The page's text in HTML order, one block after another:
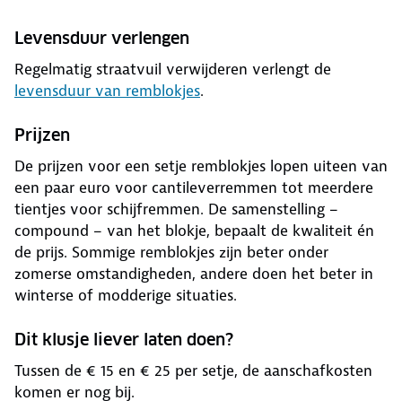
Levensduur verlengen
Regelmatig straatvuil verwijderen verlengt de
levensduur van remblokjes.
Prijzen
De prijzen voor een setje remblokjes lopen uiteen van
een paar euro voor cantileverremmen tot meerdere
tientjes voor schijfremmen. De samenstelling ‒
compound ‒ van het blokje, bepaalt de kwaliteit én
de prijs. Sommige remblokjes zijn beter onder
zomerse omstandigheden, andere doen het beter in
winterse of modderige situaties.
Dit klusje liever laten doen?
Tussen de € 15 en € 25 per setje, de aanschafkosten
komen er nog bij.